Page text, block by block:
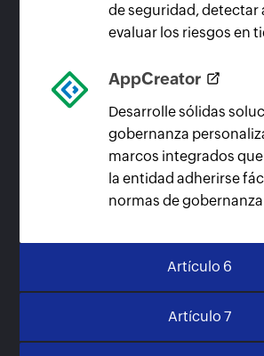
de seguridad, detectar
evaluar los riesgos en
AppCreator
Desarrolle sólidas
gobernanza
marcos integrados
la entidad adherirse
normas de
Artículo 6
Artículo 7